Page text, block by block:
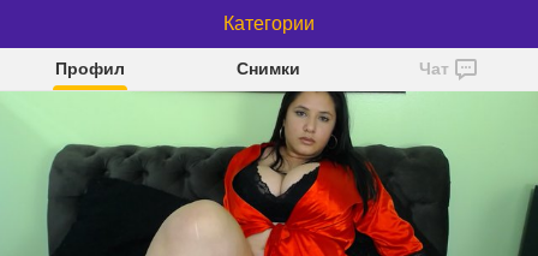
frreeya
Профил Снимки Чат
Категории